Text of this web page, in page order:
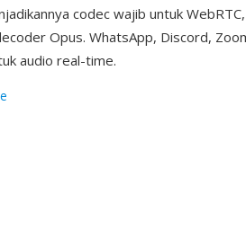
codec wajib untuk
Opus. WhatsApp, Discord,
audio real-time.